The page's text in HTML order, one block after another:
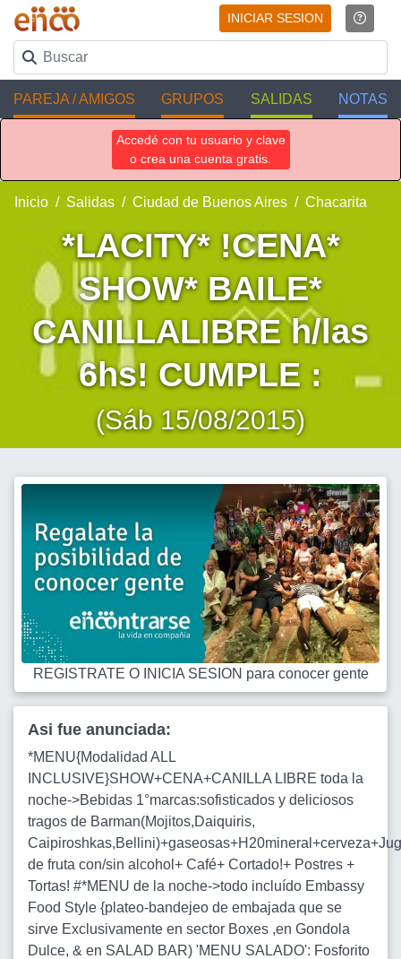
INICIAR SESION
PAREJA / AMIGOS GRUPOS SALIDAS NOTAS
Accedé con tu usuario y clave
o crea una cuenta gratis.
Inicio Salidas Ciudad de Buenos Aires Chacarita
*LACITY* !CENA*
SHOW* BAILE*
CANILLALIBRE h/las
6hs! CUMPLE :
(Sáb 15/08/2015)
REGISTRATE O INICIA SESION para conocer gente
Asi fue anunciada:
*MENU{Modalidad ALL
INCLUSIVE}SHOW+CENA+CANILLA LIBRE toda la
noche->Bebidas 1°marcas:sofisticados y deliciosos
tragos de Barman(Mojitos,Daiquiris,
de fruta con/sin alcohol+ Café+ Cortado!+ Postres +
Tortas! #*MENU de la noche->todo incluído Embassy
Food Style {plateo-bandejeo de embajada que se
sirve Exclusivamente en sector Boxes ,en Gondola
Dulce, & en SALAD BAR) 'MENU SALADO': Fosforito